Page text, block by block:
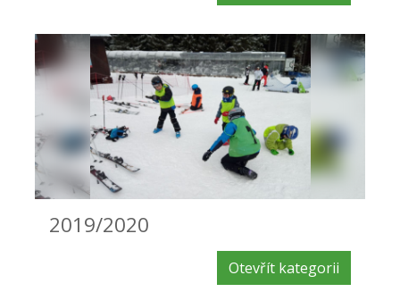
2019/2020
Otevřít kategorii